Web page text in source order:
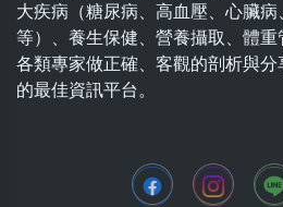
大疾病（糖尿病、高血壓、心臟
等）、養生保健、營養攝取、體
各類專家做正確、客觀的剖析與
的最佳資訊平台。